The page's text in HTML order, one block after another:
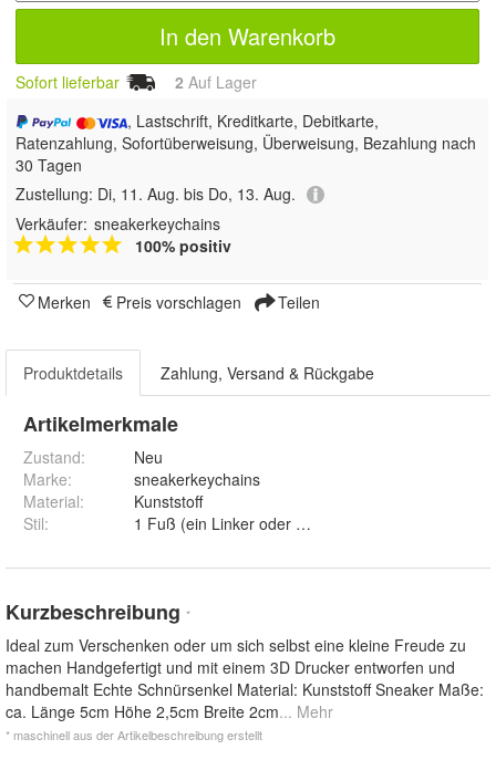
In den Warenkorb
Sofort lieferbar 2 Auf Lager
, Lastschrift, Kreditkarte, Debitkarte,
Ratenzahlung, Sofortüberweisung, Überweisung, Bezahlung nach
30 Tagen
Zustellung: Di, 11. Aug. bis Do, 13. Aug.
Verkäufer: sneakerkeychains
100% positiv
Merken Preis vorschlagen Teilen
Produktdetails Zahlung, Versand & Rückgabe
Artikelmerkmale
Zustand:
Neu
Marke:
sneakerkeychains
Material:
Kunststoff
Stil:
Kurzbeschreibung *
Ideal zum Verschenken oder um sich selbst eine kleine Freude zu
machen Handgefertigt und mit einem 3D Drucker entworfen und
handbemalt Echte Schnürsenkel Material: Kunststoff Sneaker Maße:
ca. Länge 5cm Höhe 2,5cm Breite 2cm... Mehr
* maschinell aus der Artikelbeschreibung erstellt